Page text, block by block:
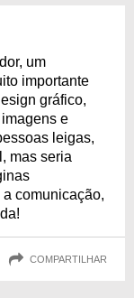
um
importante
gráfico,
e
leigas,
mas seria
comunicação,
COMPARTILHAR